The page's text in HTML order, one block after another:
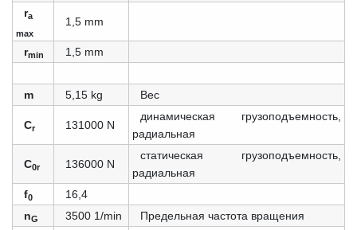
ra
max
1,5 mm
rmin 1,5 mm
m 5,15 kg Вес
Cr 131000 N
динамическая грузоподъемность,
радиальная
C0r 136000 N
статическая грузоподъемность,
радиальная
f0
16,4
nG 3500 1/min
Предельная частота вращения